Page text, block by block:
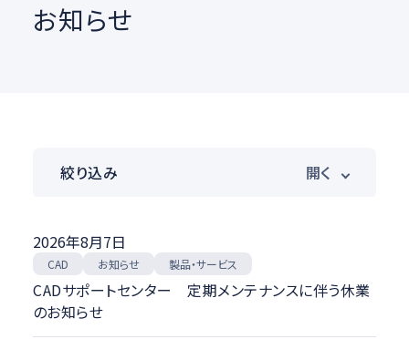
お知らせ
絞り込み
スポーツ映像伝送
ハイスピードカメラ
CAD
2026年8月7日
CAD お知らせ 製品・サービス
CADサポートセンター 定期メンテナンスに伴う休業
のお知らせ